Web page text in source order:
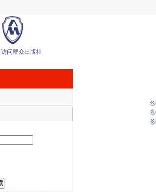
访问群众出版社